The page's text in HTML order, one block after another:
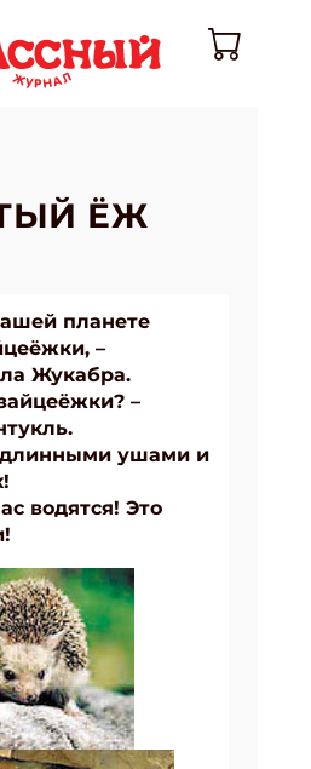
ЁЖ
планете
–
Жукабра.
–
длинными ушами и
водятся! Это